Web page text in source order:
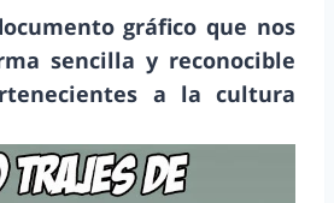
gráfico que nos
sencilla y reconocible
a la cultura